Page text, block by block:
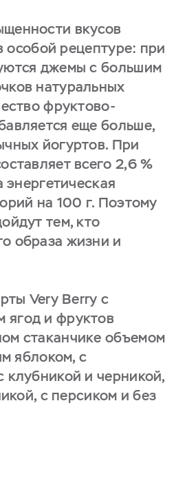
вкусов
особой рецептуре: при
джемы с большим
натуральных
фруктово-
еще больше,
йогуртов. При
всего 2,6 %
на 100 г. Поэтому
тем, кто
образа жизни и
Very Berry с
и фруктов
стаканчике объемом
яблоком, с
клубникой и черникой,
с персиком и без